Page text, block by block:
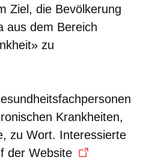
Ziel, die Bevölkerung
aus dem Bereich
zu
Krankheiten,
zu Wort. Interessierte
der Website